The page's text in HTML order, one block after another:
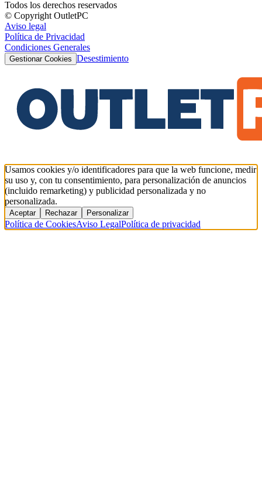
Todos los derechos reservados
© Copyright OutletPC
Aviso legal
Política de Privacidad
Condiciones Generales
Gestionar Cookies Desestimiento
Usamos cookies y/o identificadores para que la web funcione, medir
su uso y, con tu consentimiento, para personalización de anuncios
(incluido remarketing) y publicidad personalizada y no
personalizada.
Aceptar Rechazar Personalizar
Política de CookiesAviso LegalPolítica de privacidad